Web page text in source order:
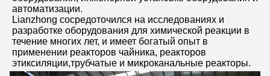
автоматизации.
Lianzhong сосредоточился на исследованиях и
разработке оборудования для химической реакции в
течение многих лет, и имеет богатый опыт в
применении реакторов чайника, реакторов
этиксиляции,трубчатые и микроканальные реакторы.